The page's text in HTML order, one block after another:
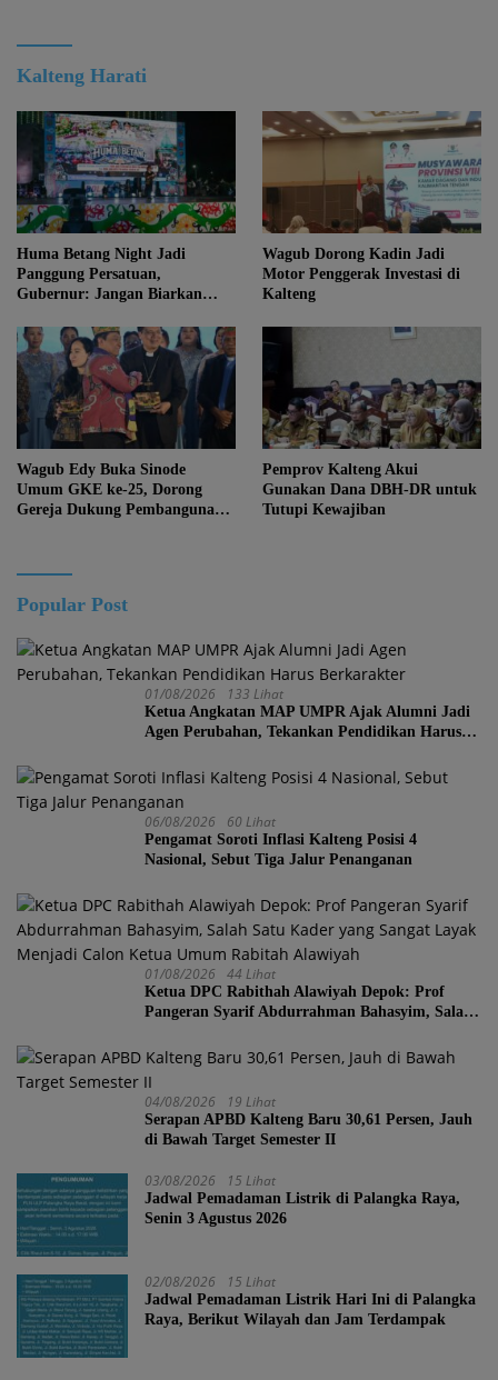
Kalteng Harati
Huma Betang Night Jadi
Panggung Persatuan,
Gubernur: Jangan Biarkan
Kalteng
Wagub Dorong Kadin Jadi
Motor Penggerak Investasi di
Kalteng
Wagub Edy Buka Sinode
Umum GKE ke-25, Dorong
Gereja Dukung Pembangunan
Pemprov Kalteng Akui
Gunakan Dana DBH-DR untuk
Tutupi Kewajiban
Popular Post
01/08/2026 133 Lihat
Ketua Angkatan MAP UMPR Ajak Alumni Jadi
Agen Perubahan, Tekankan Pendidikan Harus
06/08/2026 60 Lihat
Pengamat Soroti Inflasi Kalteng Posisi 4
Nasional, Sebut Tiga Jalur Penanganan
01/08/2026 44 Lihat
Ketua DPC Rabithah Alawiyah Depok: Prof
Pangeran Syarif Abdurrahman Bahasyim, Salah
Ketua Umum Rabitah Alawiyah
04/08/2026 19 Lihat
Serapan APBD Kalteng Baru 30,61 Persen, Jauh
di Bawah Target Semester II
03/08/2026 15 Lihat
Jadwal Pemadaman Listrik di Palangka Raya,
Senin 3 Agustus 2026
02/08/2026 15 Lihat
Jadwal Pemadaman Listrik Hari Ini di Palangka
Raya, Berikut Wilayah dan Jam Terdampak